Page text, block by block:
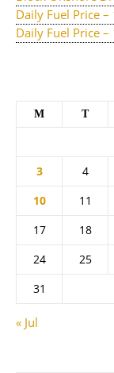
Daily Fuel Price
Daily Fuel Price –
M T
3
4
10
11
17
18
24
25
31
« Jul